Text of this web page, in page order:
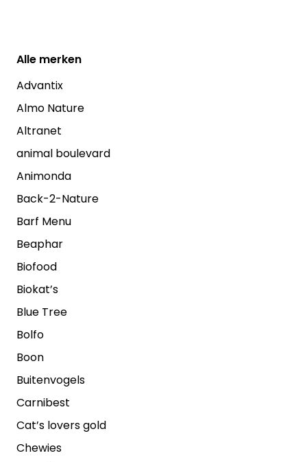
Alle merken
Advantix
Almo Nature
Altranet
animal boulevard
Animonda
Back-2-Nature
Barf Menu
Beaphar
Biofood
Biokat’s
Blue Tree
Bolfo
Boon
Buitenvogels
Carnibest
Cat’s lovers gold
Chewies